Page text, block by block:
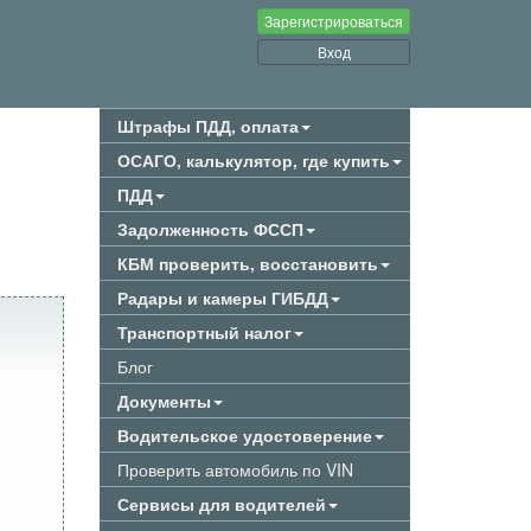
Зарегистрироваться
Вход
Штрафы ПДД, оплата
ОСАГО, калькулятор, где купить
ПДД
Задолженность ФССП
КБМ проверить, восстановить
Радары и камеры ГИБДД
Транспортный налог
Блог
Документы
Водительское удостоверение
Проверить автомобиль по VIN
Сервисы для водителей